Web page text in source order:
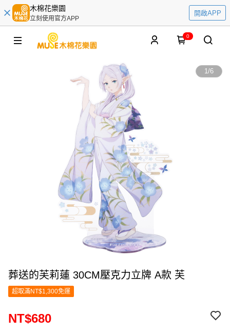
木棉花樂園
立刻使用官方APP
開啟APP
0
1/6
葬送的芙莉蓮 30CM壓克力立牌 A款 芙
超取滿NT$1,300免運
NT$680